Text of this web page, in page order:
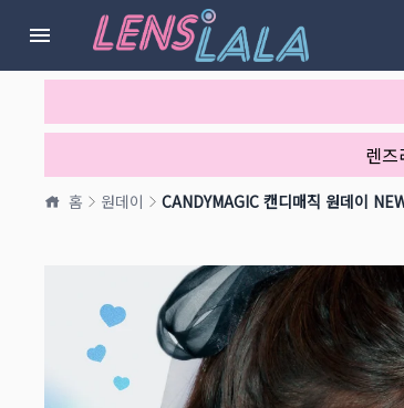
렌
홈 원데이 CANDYMAGIC 캔디매직 원데이